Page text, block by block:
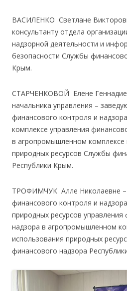
ВАСИЛЕНКО Светлане
консультанту отдела
надзорной деятельности и
безопасности Службы
Крым.
СТАРЧЕНКОВОЙ Елене
начальника управления –
финансового контроля и
комплексе управления
в агропромышленном комплексе
природных ресурсов Службы
Республики Крым.
ТРОФИМЧУК Алле Николаевне
финансового контроля и
природных ресурсов
надзора в агропромышленном
использования природных
финансового надзора